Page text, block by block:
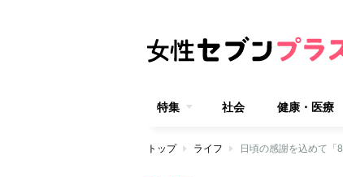
特集 社会 健康・医療
トップ ライフ 日頃の感謝を込めて「